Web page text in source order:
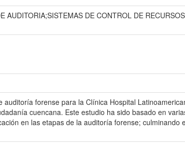
AUDITORIA;SISTEMAS DE CONTROL DE
forense para la Clínica Hospital
cuencana. Este estudio ha sido basado en
en las etapas de la auditoría forense; culminando